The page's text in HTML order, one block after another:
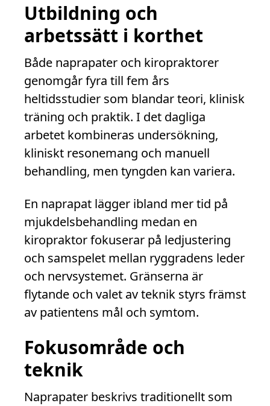
Utbildning och
arbetssätt i korthet
Både naprapater och kiropraktorer
genomgår fyra till fem års
heltidsstudier som blandar teori, klinisk
träning och praktik. I det dagliga
arbetet kombineras undersökning,
kliniskt resonemang och manuell
behandling, men tyngden kan variera.
En naprapat lägger ibland mer tid på
mjukdelsbehandling medan en
kiropraktor fokuserar på ledjustering
och samspelet mellan ryggradens leder
och nervsystemet. Gränserna är
flytande och valet av teknik styrs främst
av patientens mål och symtom.
Fokusområde och
teknik
Naprapater beskrivs traditionellt som